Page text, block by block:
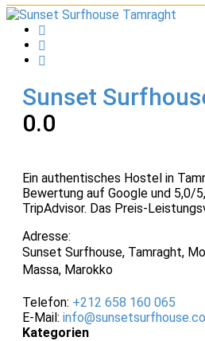
Sunset
0.0
Ein authentisches Hostel in
Bewertung auf Google und 5,0/
TripAdvisor. Das Preis-
Adresse:
Sunset Surfhouse, Tamraght,
Massa, Marokko
Telefon: +212 658 160 065
E-Mail:
Kategorien